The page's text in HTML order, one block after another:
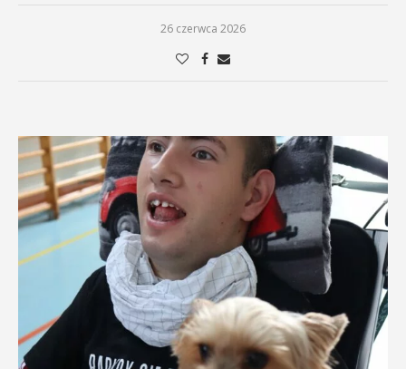
26 czerwca 2026